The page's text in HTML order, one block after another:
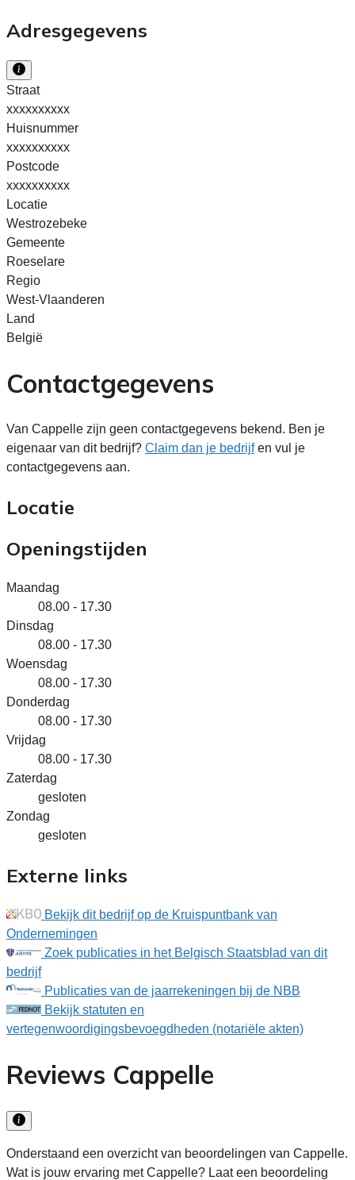
Adresgegevens
Straat
xxxxxxxxxx
Huisnummer
xxxxxxxxxx
Postcode
xxxxxxxxxx
Locatie
Westrozebeke
Gemeente
Roeselare
Regio
West-Vlaanderen
Land
België
Contactgegevens
Van Cappelle zijn geen contactgegevens bekend. Ben je
eigenaar van dit bedrijf? Claim dan je bedrijfen vul je
contactgegevens aan.
Locatie
Openingstijden
Maandag
08.00 - 17.30
Dinsdag
08.00 - 17.30
Woensdag
08.00 - 17.30
Donderdag
08.00 - 17.30
Vrijdag
08.00 - 17.30
Zaterdag
gesloten
Zondag
gesloten
Externe links
Bekijk dit bedrijf op de Kruispuntbank van
Ondernemingen
Zoek publicaties in het Belgisch Staatsblad van dit
bedrijf
Publicaties van de jaarrekeningen bij de NBB
Bekijk statuten en
vertegenwoordigingsbevoegdheden (notariële akten)
Reviews Cappelle
Onderstaand een overzicht van beoordelingen van Cappelle.
Wat is jouw ervaring met Cappelle? Laat een beoordeling